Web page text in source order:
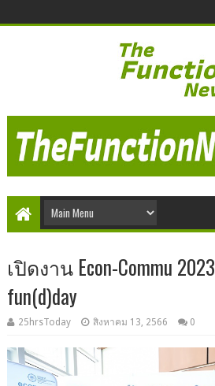
เปิดงาน Econ-Commu
fun(d)day
25hrsToday สิงหาคม 13, 2566 0